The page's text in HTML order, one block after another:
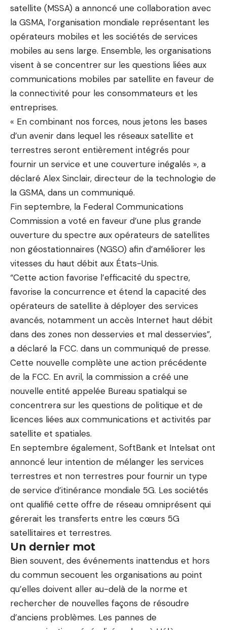
satellite (MSSA) a annoncé une collaboration avec
la GSMA, l’organisation mondiale représentant les
opérateurs mobiles et les sociétés de services
mobiles au sens large. Ensemble, les organisations
visent à se concentrer sur les questions liées aux
communications mobiles par satellite en faveur de
la connectivité pour les consommateurs et les
entreprises.
« En combinant nos forces, nous jetons les bases
d’un avenir dans lequel les réseaux satellite et
terrestres seront entièrement intégrés pour
fournir un service et une couverture inégalés », a
déclaré Alex Sinclair, directeur de la technologie de
la GSMA, dans un communiqué.
Fin septembre, la Federal Communications
Commission a voté en faveur d’une plus grande
ouverture du spectre aux opérateurs de satellites
non géostationnaires (NGSO) afin d’améliorer les
vitesses du haut débit aux États-Unis.
“Cette action favorise l’efficacité du spectre,
favorise la concurrence et étend la capacité des
opérateurs de satellite à déployer des services
avancés, notamment un accès Internet haut débit
dans des zones non desservies et mal desservies”,
a déclaré la FCC. dans un communiqué de presse.
Cette nouvelle complète une action précédente
de la FCC. En avril, la commission a créé une
nouvelle entité appelée Bureau spatialqui se
concentrera sur les questions de politique et de
licences liées aux communications et activités par
satellite et spatiales.
En septembre également, SoftBank et Intelsat ont
annoncé leur intention de mélanger les services
terrestres et non terrestres pour fournir un type
de service d’itinérance mondiale 5G. Les sociétés
ont qualifié cette offre de réseau omniprésent qui
gérerait les transferts entre les cœurs 5G
satellitaires et terrestres.
Un dernier mot
Bien souvent, des événements inattendus et hors
du commun secouent les organisations au point
qu’elles doivent aller au-delà de la norme et
rechercher de nouvelles façons de résoudre
d’anciens problèmes. Les pannes de